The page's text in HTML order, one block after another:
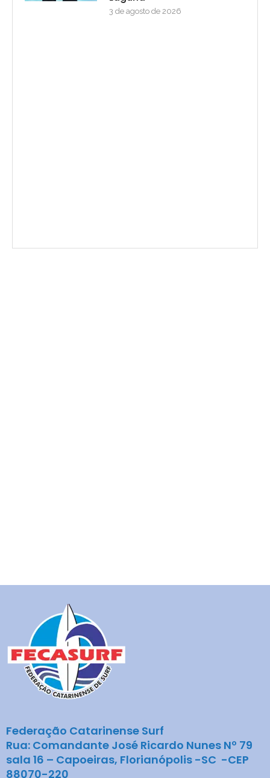
3 de agosto de 2026
Federação Catarinense Surf
Rua: Comandante José Ricardo Nunes Nº 79
sala 16 – Capoeiras, Florianópolis -SC -CEP
88070-220